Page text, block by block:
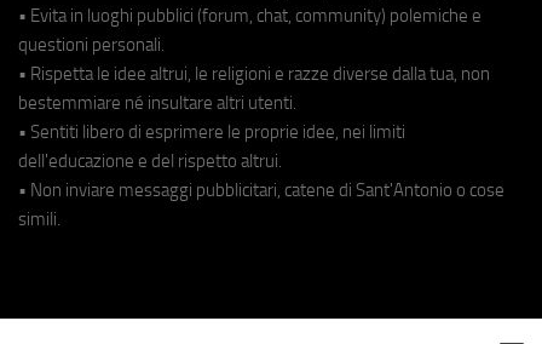
• Evita in luoghi pubblici (forum, chat, community) polemiche e
questioni personali.
• Rispetta le idee altrui, le religioni e razze diverse dalla tua, non
bestemmiare né insultare altri utenti.
• Sentiti libero di esprimere le proprie idee, nei limiti
dell'educazione e del rispetto altrui.
• Non inviare messaggi pubblicitari, catene di Sant'Antonio o cose
simili.